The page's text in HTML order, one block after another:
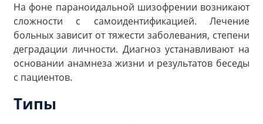
На фоне параноидальной шизофрении возникают
сложности с самоидентификацией. Лечение
больных зависит от тяжести заболевания, степени
деградации личности. Диагноз устанавливают на
основании анамнеза жизни и результатов беседы
с пациентов.
Типы